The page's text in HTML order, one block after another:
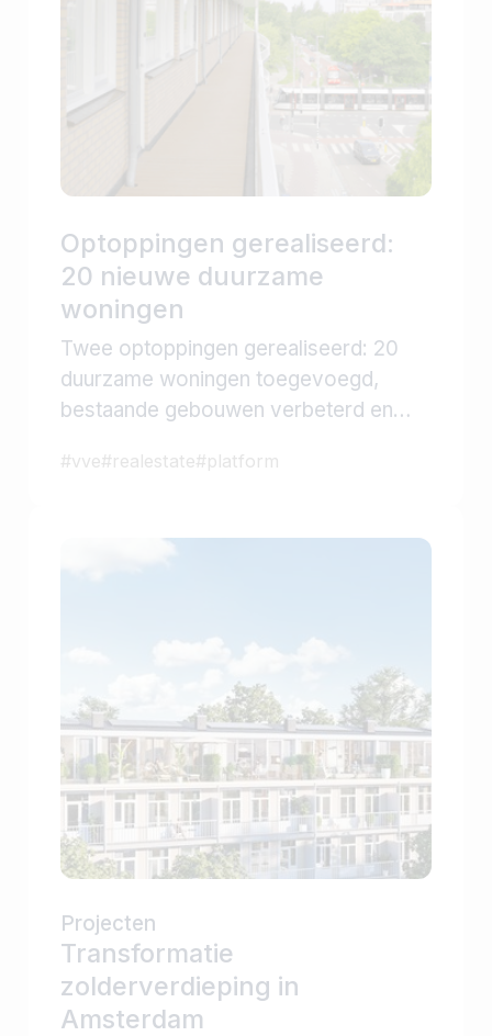
Optoppingen gerealiseerd:
20 nieuwe duurzame
woningen
Twee optoppingen gerealiseerd: 20
duurzame woningen toegevoegd,
bestaande gebouwen verbeterd en
toekomstige stedelijke transformatie.
#vve#realestate#platform
Projecten
Transformatie
zolderverdieping in
Amsterdam